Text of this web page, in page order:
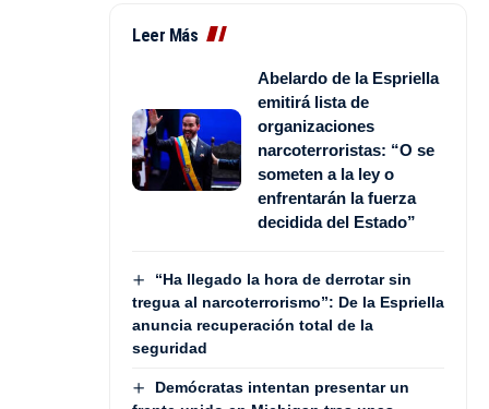
Leer Más
Abelardo de la Espriella
emitirá lista de
organizaciones
narcoterroristas: “O se
someten a la ley o
enfrentarán la fuerza
decidida del Estado”
“Ha llegado la hora de derrotar sin
tregua al narcoterrorismo”: De la Espriella
anuncia recuperación total de la
seguridad
Demócratas intentan presentar un